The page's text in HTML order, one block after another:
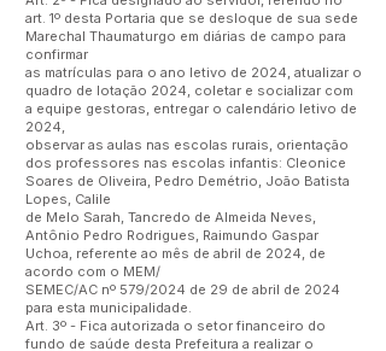
art. 1º desta Portaria que se desloque de sua sede
Marechal Thaumaturgo em diárias de campo para
confirmar
as matrículas para o ano letivo de 2024, atualizar o
quadro de lotação 2024, coletar e socializar com
a equipe gestoras, entregar o calendário letivo de
2024,
observar as aulas nas escolas rurais, orientação
dos professores nas escolas infantis: Cleonice
Soares de Oliveira, Pedro Demétrio, João Batista
Lopes, Calile
de Melo Sarah, Tancredo de Almeida Neves,
Antônio Pedro Rodrigues, Raimundo Gaspar
Uchoa, referente ao mês de abril de 2024, de
acordo com o MEM/
SEMEC/AC nº 579/2024 de 29 de abril de 2024
para esta municipalidade.
Art. 3º - Fica autorizada o setor financeiro do
fundo de saúde desta Prefeitura a realizar o